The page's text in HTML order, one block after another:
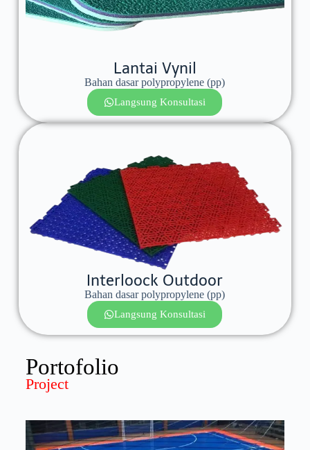
Lantai Vynil
Bahan dasar polypropylene (pp)
Langsung Konsultasi
Interloock Outdoor
Bahan dasar polypropylene (pp)
Langsung Konsultasi
Portofolio
Project